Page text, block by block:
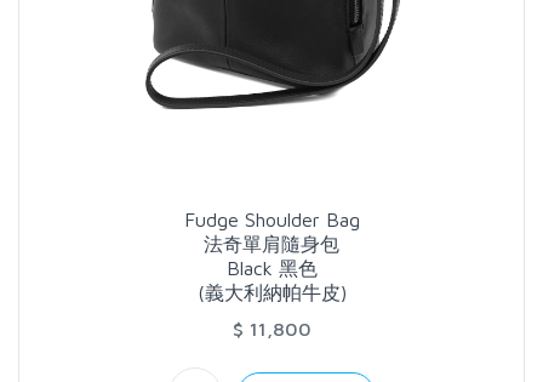
Fudge Shoulder Bag
法奇單肩隨身包
Black 黑色
(義大利納帕牛皮)
$ 11,800